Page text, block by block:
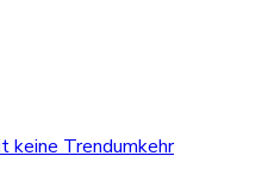
keine Trendumkehr